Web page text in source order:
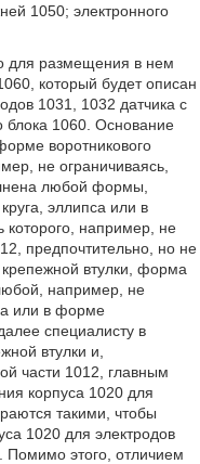
1050; электронного
для размещения в нем
который будет описан
1031, 1032 датчика с
блока 1060. Основание
воротникового
не ограничиваясь,
любой формы,
эллипса или в
которого, например, не
предпочтительно, но не
втулки, форма
например, не
или в форме
специалисту в
втулки и,
части 1012, главным
корпуса 1020 для
такими, чтобы
1020 для электродов
Помимо этого, отличием